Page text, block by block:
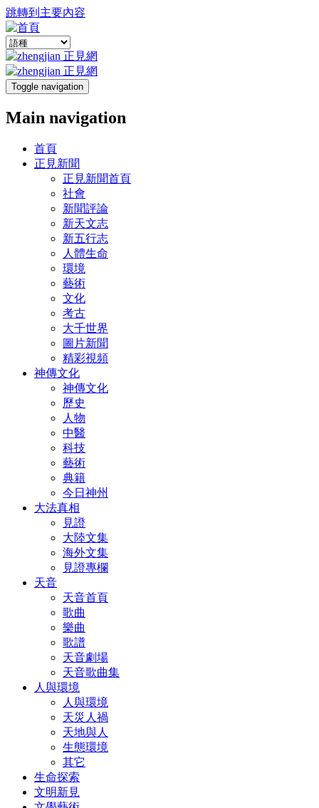
跳轉到主要內容
Toggle navigation
Main navigation
首頁
正見新聞
正見新聞首頁
社會
新聞評論
新天文志
新五行志
人體生命
環境
藝術
文化
考古
大千世界
圖片新聞
精彩視頻
神傳文化
神傳文化
歷史
人物
中醫
科技
藝術
典籍
今日神州
大法真相
見證
大陸文集
海外文集
見證專欄
天音
天音首頁
歌曲
樂曲
歌譜
天音劇場
天音歌曲集
人與環境
人與環境
天災人禍
天地與人
生態環境
其它
生命探索
文明新見